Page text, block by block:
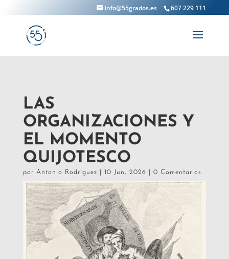
607 229 111
info@55grados.es
LAS
ORGANIZACIONES Y
EL MOMENTO
QUIJOTESCO
por Antonio Rodríguez 10 Jun, 2026 0 Comentarios